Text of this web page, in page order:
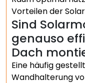
Vorteilen der
Sind
genauso
Dach
Eine häufig
Wandhalterung